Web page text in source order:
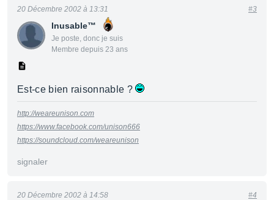
Inusable™
Je poste, donc je suis
Membre depuis 23 ans
20 Décembre 2002 à 13:31 #3
Est-ce bien raisonnable ?
http://weareunison.com
https://www.facebook.com/unison666
https://soundcloud.com/weareunison
signaler
20 Décembre 2002 à 14:58 #4